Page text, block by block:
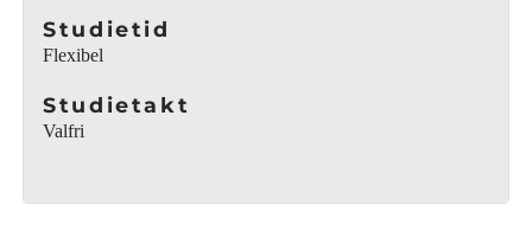
Studietid
Flexibel
Studietakt
Valfri